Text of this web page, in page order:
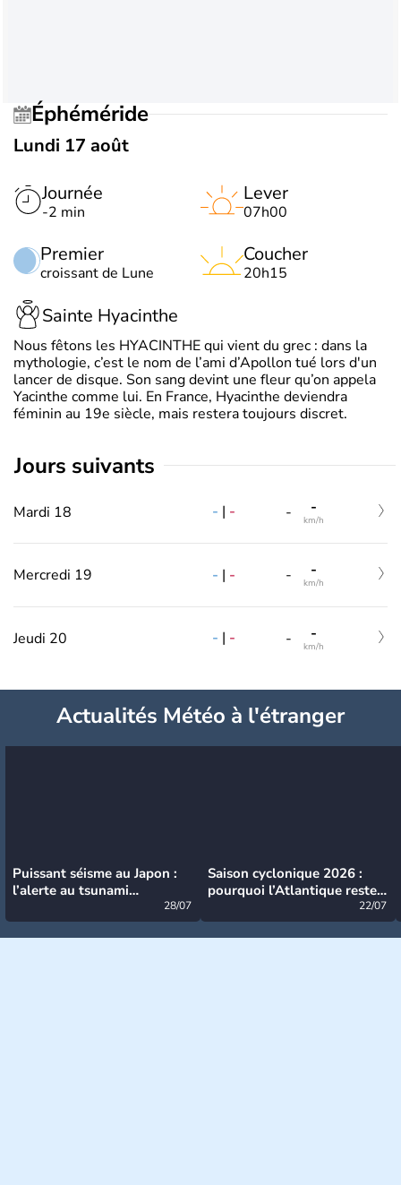
Éphéméride
Lundi 17 août
Journée
-2 min
Premier
croissant de Lune
Lever
07h00
Coucher
20h15
Sainte Hyacinthe
Nous fêtons les HYACINTHE qui vient du grec : dans la
mythologie, c’est le nom de l’ami d’Apollon tué lors d'un
lancer de disque. Son sang devint une fleur qu’on appela
Yacinthe comme lui. En France, Hyacinthe deviendra
féminin au 19e siècle, mais restera toujours discret.
jours suivants
Mardi 18 - | - - -
km/h
Mercredi 19 - | - - -
km/h
Jeudi 20 - | - - -
km/h
Actualités Météo à l'étranger
Puissant séisme au Japon :
l’alerte au tsunami
28/07
Saison cyclonique 2026 :
pourquoi l’Atlantique reste
22/07